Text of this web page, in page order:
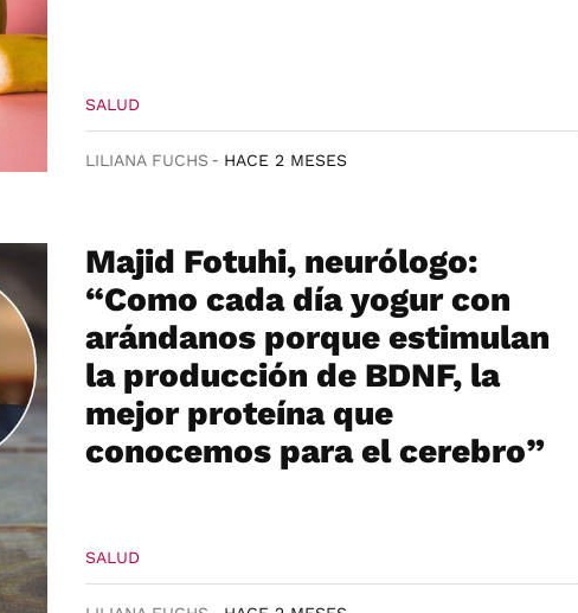
SALUD
LILIANA FUCHS HACE 2 MESES
Majid Fotuhi, neurólogo:
“Como cada día yogur con
arándanos porque estimulan
la producción de BDNF, la
mejor proteína que
conocemos para el cerebro”
SALUD